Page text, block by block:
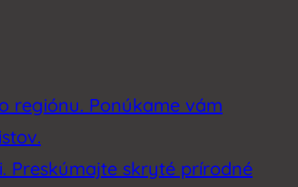
regiónu. Ponúkame vám
Preskúmajte skryté prírodné